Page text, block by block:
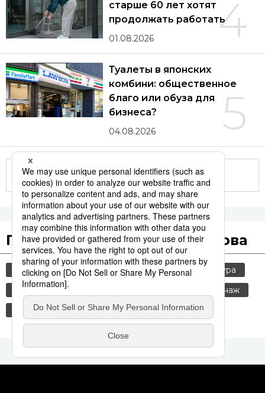
4
старше 60 лет хотят
продолжать работать
01.08.2026
5
Туалеты в японских
комбини: общественное
благо или обуза для
бизнеса?
04.08.2026
Другие статьи по теме
Популярные поисковые слова
общество jiji press политика
культура
история
шпионаж
синкансэн
транспорт